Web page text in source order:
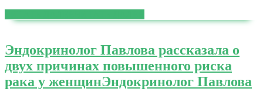
Эндокринолог Павлова рассказала о
двух причинах повышенного риска
рака у женщинЭндокринолог Павлова